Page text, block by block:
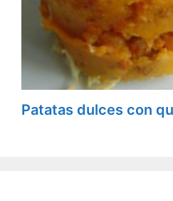
Patatas dulces con